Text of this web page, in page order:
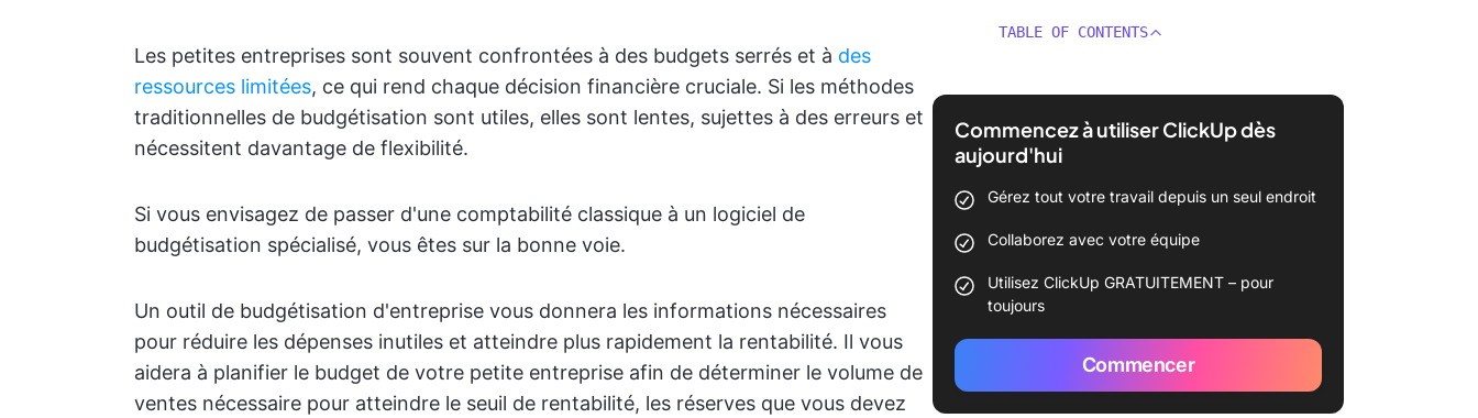
Les petites entreprises sont souvent confrontées à des budgets serrés et à des
ressources limitées, ce qui rend chaque décision financière cruciale. Si les méthodes
traditionnelles de budgétisation sont utiles, elles sont lentes, sujettes à des erreurs et
nécessitent davantage de flexibilité.
Si vous envisagez de passer d'une comptabilité classique à un logiciel de
budgétisation spécialisé, vous êtes sur la bonne voie.
Un outil de budgétisation d'entreprise vous donnera les informations nécessaires
pour réduire les dépenses inutiles et atteindre plus rapidement la rentabilité. Il vous
aidera à planifier le budget de votre petite entreprise afin de déterminer le volume de
ventes nécessaire pour atteindre le seuil de rentabilité, les réserves que vous devez
TABLE OF CONTENTS
Commencez à utiliser ClickUp dès
aujourd'hui
Gérez tout votre travail depuis un seul endroit
Collaborez avec votre équipe
Utilisez ClickUp GRATUITEMENT – pour
toujours
Commencer